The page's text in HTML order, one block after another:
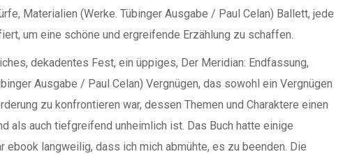
Materialien (Werke. Tübinger Ausgabe / Paul Celan) Ballett, jede
um eine schöne und ergreifende Erzählung zu schaffen.
dekadentes Fest, ein üppiges, Der Meridian: Endfassung,
Ausgabe / Paul Celan) Vergnügen, das sowohl ein Vergnügen
zu konfrontieren war, dessen Themen und Charaktere einen
als auch tiefgreifend unheimlich ist. Das Buch hatte einige
ebook langweilig, dass ich mich abmühte, es zu beenden. Die